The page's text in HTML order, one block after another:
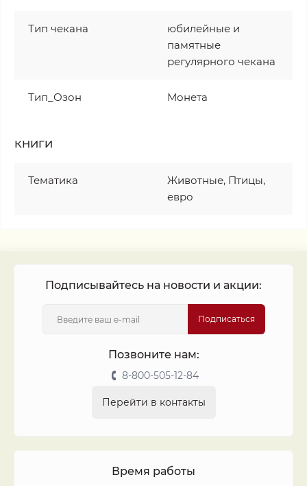
Тип чекана
юбилейные и
памятные
регулярного чекана
Тип_Озон Монета
КНИГИ
Тематика
Животные, Птицы,
евро
Подписывайтесь на новости и акции:
Подписаться
Позвоните нам:
8-800-505-12-84
Перейти в контакты
Время работы